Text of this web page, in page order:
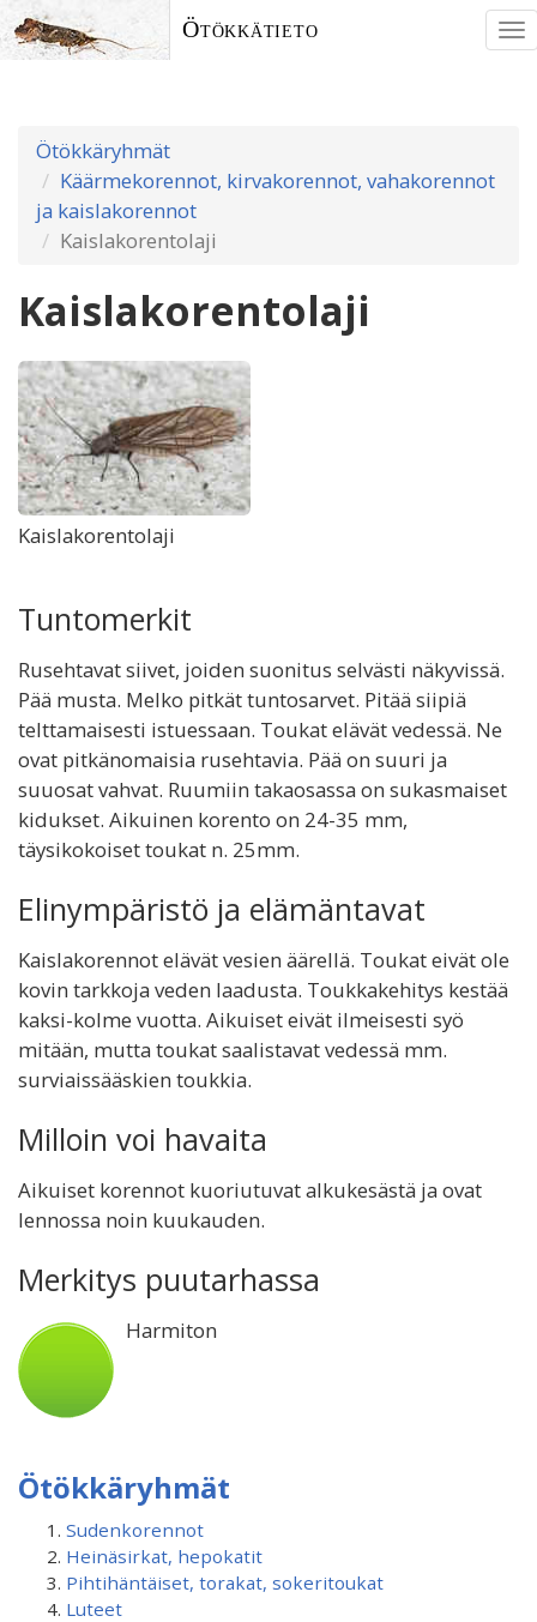
Ötökkätieto
Ötökkäryhmät
Käärmekorennot, kirvakorennot, vahakorennot
ja kaislakorennot
Kaislakorentolaji
Kaislakorentolaji
Kaislakorentolaji
Tuntomerkit
Rusehtavat siivet, joiden suonitus selvästi näkyvissä.
Pää musta. Melko pitkät tuntosarvet. Pitää siipiä
telttamaisesti istuessaan. Toukat elävät vedessä. Ne
ovat pitkänomaisia rusehtavia. Pää on suuri ja
suuosat vahvat. Ruumiin takaosassa on sukasmaiset
kidukset. Aikuinen korento on 24-35 mm,
täysikokoiset toukat n. 25mm.
Elinympäristö ja elämäntavat
Kaislakorennot elävät vesien äärellä. Toukat eivät ole
kovin tarkkoja veden laadusta. Toukkakehitys kestää
kaksi-kolme vuotta. Aikuiset eivät ilmeisesti syö
mitään, mutta toukat saalistavat vedessä mm.
surviaissääskien toukkia.
Milloin voi havaita
Aikuiset korennot kuoriutuvat alkukesästä ja ovat
lennossa noin kuukauden.
Merkitys puutarhassa
Harmiton
Ötökkäryhmät
Sudenkorennot
Heinäsirkat, hepokatit
Pihtihäntäiset, torakat, sokeritoukat
Luteet